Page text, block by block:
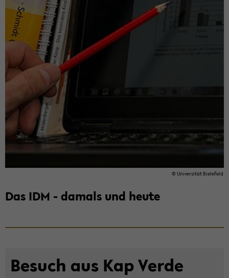
© Uni­ver­si­tät Bie­le­feld
Das IDM - da­mals und heute
Be­such aus Kap Verde